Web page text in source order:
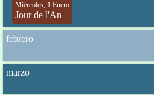
Miércoles, 1 Enero
Jour de l'An
febrero
marzo